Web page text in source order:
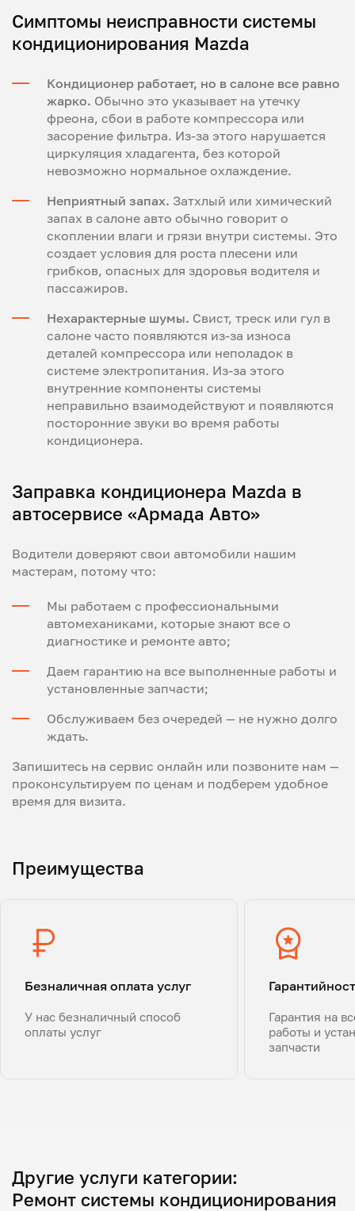
Симптомы неисправности системы
кондиционирования Mazda
Кондиционер работает, но в салоне все равно
жарко. Обычно это указывает на утечку
фреона, сбои в работе компрессора или
засорение фильтра. Из-за этого нарушается
циркуляция хладагента, без которой
невозможно нормальное охлаждение.
Неприятный запах. Затхлый или химический
запах в салоне авто обычно говорит о
скоплении влаги и грязи внутри системы. Это
создает условия для роста плесени или
грибков, опасных для здоровья водителя и
пассажиров.
Нехарактерные шумы. Свист, треск или гул в
салоне часто появляются из-за износа
деталей компрессора или неполадок в
системе электропитания. Из-за этого
внутренние компоненты системы
неправильно взаимодействуют и появляются
посторонние звуки во время работы
кондиционера.
Заправка кондиционера Mazda в
автосервисе «Армада Авто»
Водители доверяют свои автомобили нашим
мастерам, потому что:
Мы работаем с профессиональными
автомеханиками, которые знают все о
диагностике и ремонте авто;
Даем гарантию на все выполненные работы и
установленные запчасти;
Обслуживаем без очередей — не нужно долго
ждать.
Запишитесь на сервис онлайн или позвоните нам —
проконсультируем по ценам и подберем удобное
время для визита.
Преимущества
Безналичная оплата услуг
У нас безналичный способ
оплаты услуг
Гарантия на
работы и
запчасти
Другие услуги категории:
Ремонт системы кондиционирования